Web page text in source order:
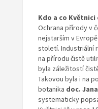
Kdo a co Květnici
Ochrana přírody v
nejstarším v
století. Industriální
na přírodu čistě
byla záležitostí
Takovou byla i na
botanika doc.
systematicky